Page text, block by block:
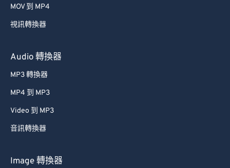
MOV 到 MP4
視訊轉換器
Audio 轉換器
MP3 轉換器
MP4 到 MP3
Video 到 MP3
音訊轉換器
Image 轉換器